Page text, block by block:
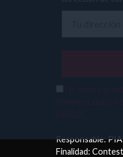
Responsable:
Finalidad: